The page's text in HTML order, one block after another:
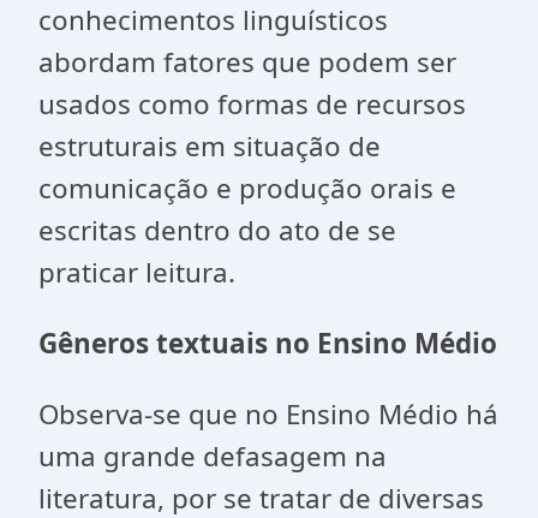
conhecimentos linguísticos
abordam fatores que podem ser
usados como formas de recursos
estruturais em situação de
comunicação e produção orais e
escritas dentro do ato de se
praticar leitura.
Gêneros textuais no Ensino Médio
Observa-se que no Ensino Médio há
uma grande defasagem na
literatura, por se tratar de diversas